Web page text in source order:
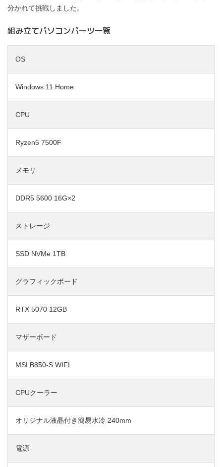
分かれて挑戦しました。
組み立てパソコンパーツ一覧
OS
Windows 11 Home
CPU
Ryzen5 7500F
メモリ
DDR5 5600 16G×2
ストレージ
SSD NVMe 1TB
グラフィックボード
RTX 5070 12GB
マザーボード
MSI B850-S WIFI
CPUクーラー
オリジナル液晶付き簡易水冷 240mm
電源